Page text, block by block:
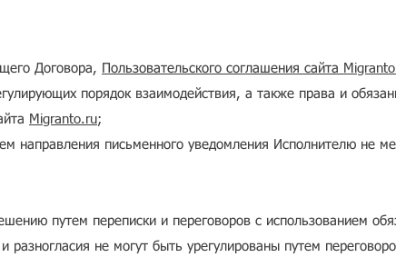
Договора, Пользовательского соглашения сайта
порядок взаимодействия, а также права и
Migranto.ru;
направления письменного уведомления Исполнителю не
путем переписки и переговоров с использованием
разногласия не могут быть урегулированы путем